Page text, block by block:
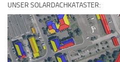
UNSER SOLARDACHKATASTER: